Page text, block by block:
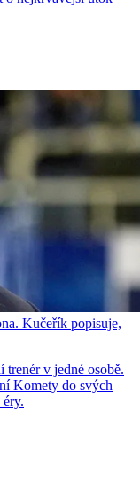
Kučeřík popisuje,
trenér v jedné osobě.
Komety do svých